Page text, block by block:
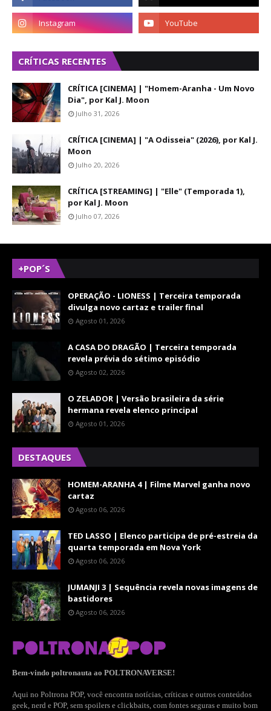
CRÍTICAS RECENTES
CRÍTICA [CINEMA] | "Homem-Aranha - Um Novo
Dia", por Kal J. Moon
Julho 31, 2026
CRÍTICA [CINEMA] | "A Odisseia" (2026), por Kal J.
Moon
Julho 20, 2026
CRÍTICA [STREAMING] | "Elle" (Temporada 1),
por Kal J. Moon
Julho 07, 2026
+POP´S
OPERAÇÃO - LIONESS | Terceira temporada
divulga novo cartaz e trailer final
Agosto 01, 2026
A CASA DO DRAGÃO | Terceira temporada
revela prévia do sétimo episódio
Agosto 02, 2026
O ZELADOR | Versão brasileira da série
hermana revela elenco principal
Agosto 01, 2026
DESTAQUES
HOMEM-ARANHA 4 | Filme Marvel ganha novo
cartaz
Agosto 06, 2026
TED LASSO | Elenco participa de pré-estreia da
quarta temporada em Nova York
Agosto 06, 2026
JUMANJI 3 | Sequência revela novas imagens de
bastidores
Agosto 06, 2026
Bem-vindo poltronauta ao POLTRONAVERSE!
Aqui no Poltrona POP, você encontra notícias, críticas e outros conteúdos
geek, nerd e POP, sem spoilers e clickbaits, com fontes seguras e muito bom